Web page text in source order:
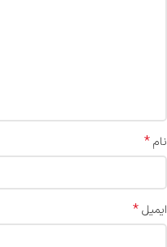
نام*
ایمیل*